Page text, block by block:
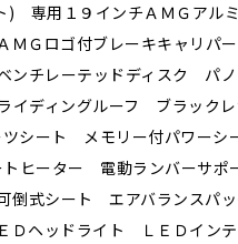
) 専用１９インチＡＭＧアル
Ｇロゴ付ブレーキキャリパ
ンチレーテッドディスク パノ
イディングルーフ ブラック
ツシート メモリー付パワーシ
ヒーター 電動ランバーサポ
倒式シート エアバランスパ
Ｄヘッドライト ＬＥＤインテ